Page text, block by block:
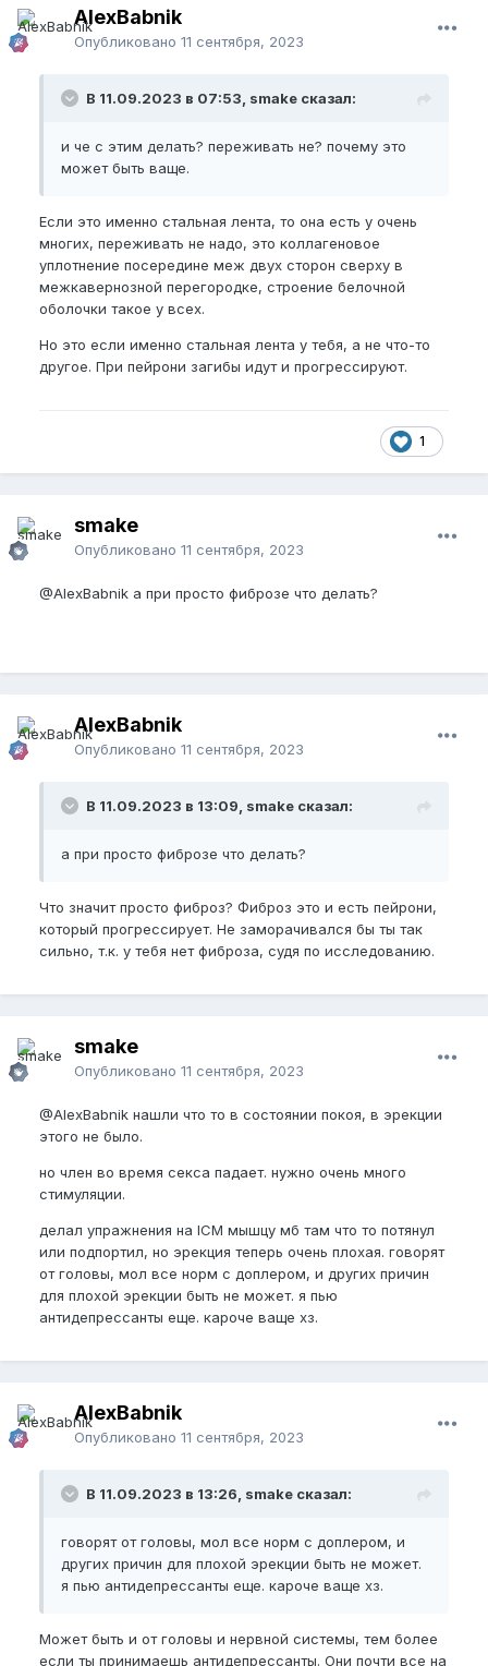
AlexBabnik
Опубликовано 11 сентября, 2023
В 11.09.2023 в 07:53, smake сказал:
и че с этим делать? переживать не? почему это
может быть ваще.
Если это именно стальная лента, то она есть у очень
многих, переживать не надо, это коллагеновое
уплотнение посередине меж двух сторон сверху в
межкавернозной перегородке, строение белочной
оболочки такое у всех.
Но это если именно стальная лента у тебя, а не что-то
другое. При пейрони загибы идут и прогрессируют.
1
smake
Опубликовано 11 сентября, 2023
@AlexBabnik а при просто фиброзе что делать?
AlexBabnik
Опубликовано 11 сентября, 2023
В 11.09.2023 в 13:09, smake сказал:
а при просто фиброзе что делать?
Что значит просто фиброз? Фиброз это и есть пейрони,
который прогрессирует. Не заморачивался бы ты так
сильно, т.к. у тебя нет фиброза, судя по исследованию.
smake
Опубликовано 11 сентября, 2023
@AlexBabnik нашли что то в состоянии покоя, в эрекции
этого не было.
но член во время секса падает. нужно очень много
стимуляции.
делал упражнения на ICM мышцу мб там что то потянул
или подпортил, но эрекция теперь очень плохая. говорят
от головы, мол все норм с доплером, и других причин
для плохой эрекции быть не может. я пью
антидепрессанты еще. кароче ваще хз.
AlexBabnik
Опубликовано 11 сентября, 2023
В 11.09.2023 в 13:26, smake сказал:
говорят от головы, мол все норм с доплером, и
других причин для плохой эрекции быть не может.
я пью антидепрессанты еще. кароче ваще хз.
Может быть и от головы и нервной системы, тем более
если ты принимаешь антидепрессанты. Они почти все на